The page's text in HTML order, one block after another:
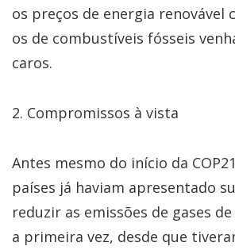
os preços de energia renovável
os de combustíveis fósseis
caros.
2. Compromissos à vista
Antes mesmo do início da
países já haviam apresentado
reduzir as emissões de gases
a primeira vez, desde que